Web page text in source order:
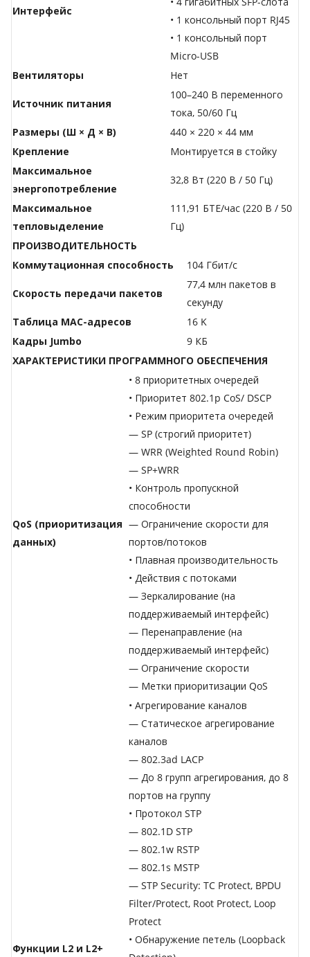
Интерфейс
• 1 консольный порт RJ45
• 1 консольный порт
Micro-USB
Вентиляторы
Нет
Источник питания
100–240 В переменного
тока, 50/60 Гц
Размеры (Ш × Д × В)
440 × 220 × 44 мм
Крепление
Монтируется в стойку
Максимальное
энергопотребление
32,8 Вт (220 В / 50 Гц)
Максимальное
тепловыделение
111,91 БТЕ/час (220 В / 50
Гц)
ПРОИЗВОДИТЕЛЬНОСТЬ
Коммутационная способность
104 Гбит/с
Скорость передачи пакетов
77,4 млн пакетов в
секунду
Таблица МАС-адресов
16 K
Кадры Jumbo
9 КБ
ХАРАКТЕРИСТИКИ ПРОГРАММНОГО ОБЕСПЕЧЕНИЯ
QoS (приоритизация
данных)
• 8 приоритетных очередей
• Приоритет 802.1p CoS/ DSCP
• Режим приоритета очередей
— SP (строгий приоритет)
— WRR (Weighted Round Robin)
— SP+WRR
• Контроль пропускной
способности
— Ограничение скорости для
портов/потоков
• Плавная производительность
• Действия с потоками
— Зеркалирование (на
поддерживаемый интерфейс)
— Перенаправление (на
поддерживаемый интерфейс)
— Ограничение скорости
— Метки приоритизации QoS
Функции L2 и L2+
• Агрегирование каналов
— Статическое агрегирование
каналов
— 802.3ad LACP
— До 8 групп агрегирования, до 8
портов на группу
• Протокол STP
— 802.1D STP
— 802.1w RSTP
— 802.1s MSTP
— STP Security: TC Protect, BPDU
Filter/Protect, Root Protect, Loop
Protect
• Обнаружение петель (Loopback